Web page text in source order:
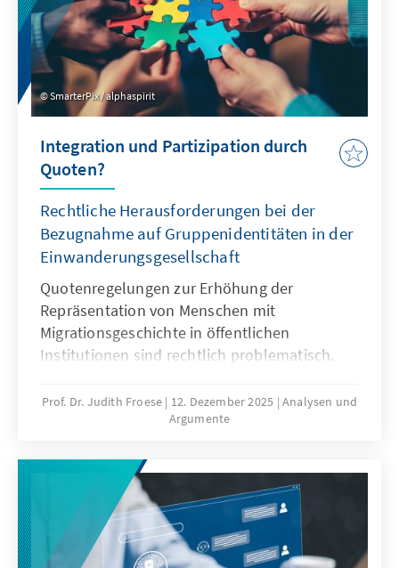
SmarterPix / alphaspirit
Integration und Partizipation durch
Quoten?
Rechtliche Herausforderungen bei der
Bezugnahme auf Gruppenidentitäten in der
Einwanderungsgesellschaft
Quotenregelungen zur Erhöhung der
Repräsentation von Menschen mit
Migrationsgeschichte in öffentlichen
Institutionen sind rechtlich problematisch.
nach Herkunft. Für Quoten zugunsten von
Menschen mit Migrationsgeschichte fehlt eine
zeigt: Sonderregelungen für neu
eingewanderte Menschen sind nur zu Beginn
sinnvoll. Später besteht die herausfordernde
Aufgabe der Abgrenzung der Gruppe.
Prof. Dr. Judith Froese 12. Dezember 2025 Analysen und
Argumente